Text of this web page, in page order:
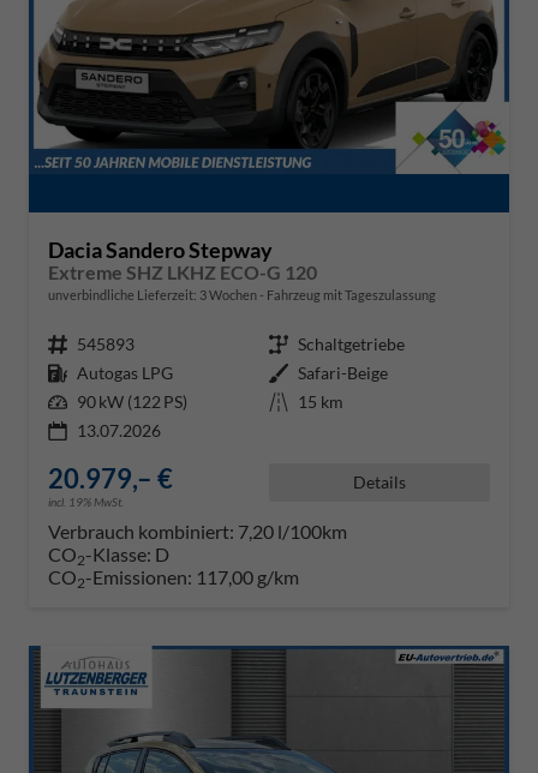
Dacia Sandero Stepway
Extreme SHZ LKHZ ECO-G 120
unverbindliche Lieferzeit: 3 Wochen Fahrzeug mit Tageszulassung
Fahrzeugnr. 545893 Getriebe Schaltgetriebe
Kraftstoff Autogas LPG Außenfarbe Safari-Beige
Leistung 90 kW (122 PS) Kilometerstand 15 km
13.07.2026
20.979,– €
incl. 19% MwSt.
Details
Verbrauch kombiniert: 7,20 l/100km
CO2-Klasse: D
CO2-Emissionen: 117,00 g/km